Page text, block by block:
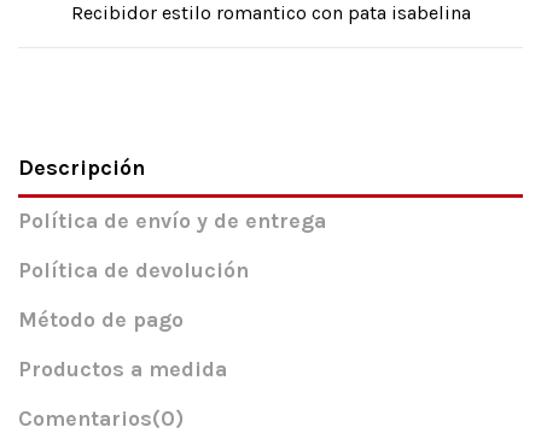
Recibidor estilo romantico con pata isabelina
Descripción
Política de envío y de entrega
Política de devolución
Método de pago
Productos a medida
Comentarios(0)